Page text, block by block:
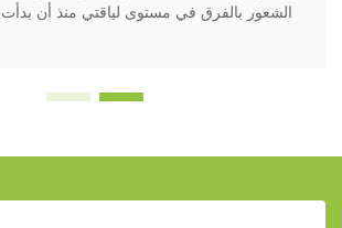
الشعور بالفرق في مستوى لياقتي منذ أن